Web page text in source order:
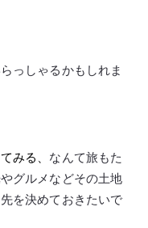
っしゃるかもしれま
みる、 なんて旅もた
グルメなどその土地
を決めておきたいで